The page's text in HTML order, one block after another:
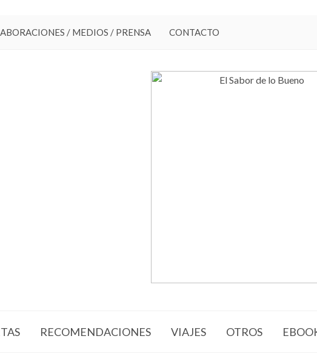
/ MEDIOS / PRENSA CONTACTO
RECOMENDACIONES VIAJES OTROS